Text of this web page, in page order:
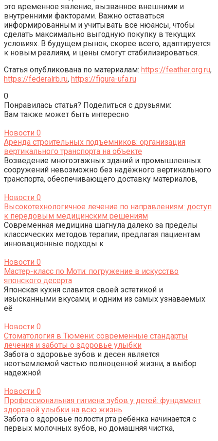
это временное явление, вызванное внешними и
внутренними факторами. Важно оставаться
информированным и учитывать все нюансы, чтобы
сделать максимально выгодную покупку в текущих
условиях. В будущем рынок, скорее всего, адаптируется
к новым реалиям, и цены смогут стабилизироваться.
Статья опубликована по материалам: https://feather.org.ru,
https://federalrb.ru, https://figura-ufa.ru
0
Понравилась статья? Поделиться с друзьями:
Вам также может быть интересно
Новости 0
Аренда строительных подъемников: организация
вертикального транспорта на объекте
Возведение многоэтажных зданий и промышленных
сооружений невозможно без надёжного вертикального
транспорта, обеспечивающего доставку материалов,
Новости 0
Высокотехнологичное лечение по направлениям: доступ
к передовым медицинским решениям
Современная медицина шагнула далеко за пределы
классических методов терапии, предлагая пациентам
инновационные подходы к
Новости 0
Мастер-класс по Моти: погружение в искусство
японского десерта
Японская кухня славится своей эстетикой и
изысканными вкусами, и одним из самых узнаваемых
её
Новости 0
Стоматология в Тюмени: современные стандарты
лечения и заботы о здоровье улыбки
Забота о здоровье зубов и десен является
неотъемлемой частью полноценной жизни, а выбор
надежной
Новости 0
Профессиональная гигиена зубов у детей: фундамент
здоровой улыбки на всю жизнь
Забота о здоровье полости рта ребёнка начинается с
первых молочных зубов, но домашняя чистка,